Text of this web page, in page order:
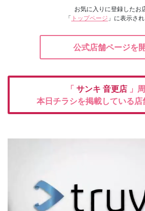
お気に入りに登録したお
「 トップページ 」に表示され
公式店舗ページを
「 サンキ 音更店 」
本日チラシを掲載している店